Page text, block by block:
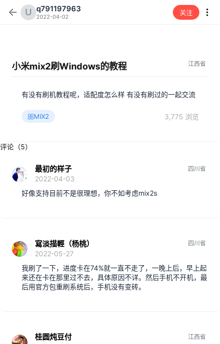
q791197963
2022-04-02
关注
小米mix2刷Windows的教程 江西省
有没有刷机教程呢，适配度怎么样 有没有刷过的一起交流
MIX2 3,775 浏览
评论（5）
最初的样子
2022-04-03
四川省
好像支持目前不是很理想，你不如考虑mix2s
寫淡描輕（杨桃）
2022-05-27
四川省
我刷了一下，进度卡在74%就一直不走了，一晚上后，早上起
来还在卡在那里过不去，具体原因不详。然后手机不开机，最
后用官方包重刷系统后，手机没有变砖。
桂圆炖豆付 江西省